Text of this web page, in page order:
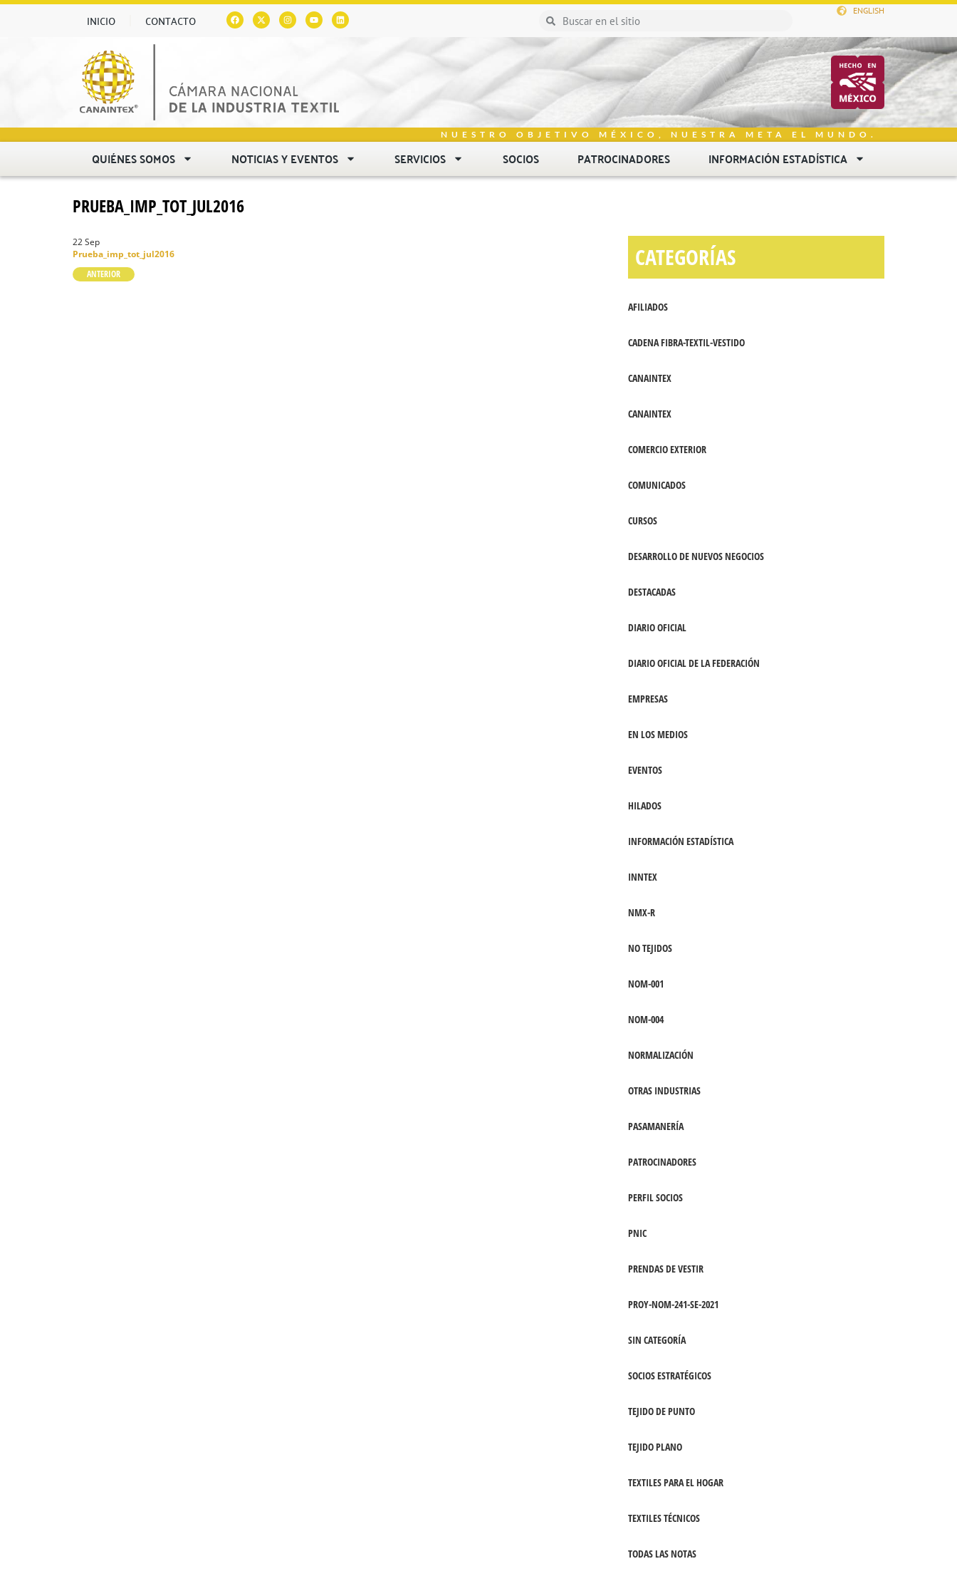
INICIO CONTACTO
ENGLISH
NUESTRO OBJETIVO MÉXICO, NUESTRA META EL MUNDO.
QUIÉNES SOMOS NOTICIAS Y EVENTOS SERVICIOS SOCIOS PATROCINADORES INFORMACIÓN ESTADÍSTICA
PRUEBA_IMP_TOT_JUL2016
22 Sep
Prueba_imp_tot_jul2016
ANTERIOR
CATEGORÍAS
AFILIADOS
CADENA FIBRA-TEXTIL-VESTIDO
CANAINTEX
CANAINTEX
COMERCIO EXTERIOR
COMUNICADOS
CURSOS
DESARROLLO DE NUEVOS NEGOCIOS
DESTACADAS
DIARIO OFICIAL
DIARIO OFICIAL DE LA FEDERACIÓN
EMPRESAS
EN LOS MEDIOS
EVENTOS
HILADOS
INFORMACIÓN ESTADÍSTICA
INNTEX
NMX-R
NO TEJIDOS
NOM-001
NOM-004
NORMALIZACIÓN
OTRAS INDUSTRIAS
PASAMANERÍA
PATROCINADORES
PERFIL SOCIOS
PNIC
PRENDAS DE VESTIR
PROY-NOM-241-SE-2021
SIN CATEGORÍA
SOCIOS ESTRATÉGICOS
TEJIDO DE PUNTO
TEJIDO PLANO
TEXTILES PARA EL HOGAR
TEXTILES TÉCNICOS
TODAS LAS NOTAS